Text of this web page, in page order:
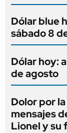
Dólar blue
sábado 8
Dólar hoy:
de agosto
Dolor por
mensajes
Lionel y su